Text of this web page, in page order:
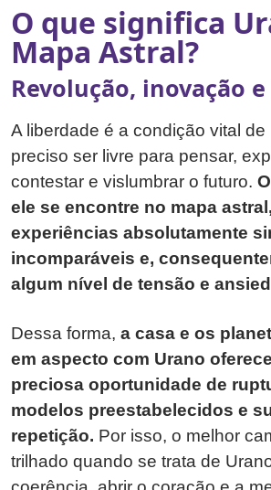
O que significa
Mapa Astral?
Revolução, inovação
A liberdade é a condição vital de
preciso ser livre para pensar,
contestar e vislumbrar o futuro.
ele se encontre no mapa
experiências absolutamente
incomparáveis e,
algum nível de tensão e
Dessa forma, a casa e os
em aspecto com Urano
preciosa oportunidade de
modelos preestabelecidos e
repetição. Por isso, o melhor
trilhado quando se trata de